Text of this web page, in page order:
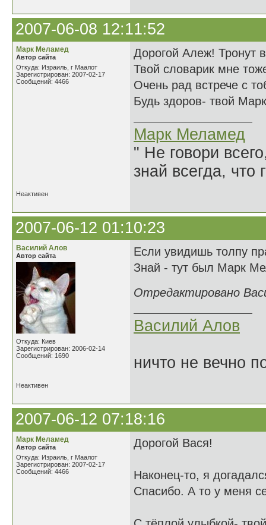
2007-06-08 12:11:52
Марк Меламед
Автор сайта
Откуда: Израиль, г Маалот
Зарегистрирован: 2007-02-17
Сообщений: 4466
Дорогой Алеж! Тронут
Твой словарик мне
Очень рад встрече с
Будь здоров- твой
Марк Меламед
" Не говори
знай всегда, что
Неактивен
2007-06-12 01:10:23
Василий Алов
Автор сайта
Откуда: Киев
Зарегистрирован: 2006-02-14
Сообщений: 1690
Если увидишь толпу
Знай - тут был Марк
Отредактировано
Василий Алов
ничто не вечно
Неактивен
2007-06-12 07:18:16
Марк Меламед
Автор сайта
Откуда: Израиль, г Маалот
Зарегистрирован: 2007-02-17
Сообщений: 4466
Дорогой Вася!
Наконец-то, я
Спасибо. А то у меня